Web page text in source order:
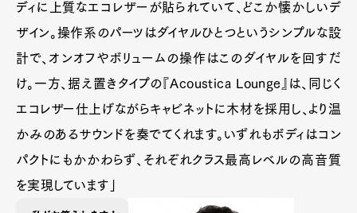
ディに上質なエコレザーが貼られていて、どこか懐かしいデ
ザイン。操作系のパーツはダイヤルひとつというシンプルな設
計で、オンオフやボリュームの操作はこのダイヤルを回すだ
け。一方、据え置きタイプの『Acoustica Lounge』は、同じく
エコレザー仕上げながらキャビネットに木材を採用し、より温
かみのあるサウンドを奏でてくれます。いずれもボディはコン
パクトにもかかわらず、それぞれクラス最高レベルの高音質
を実現しています」